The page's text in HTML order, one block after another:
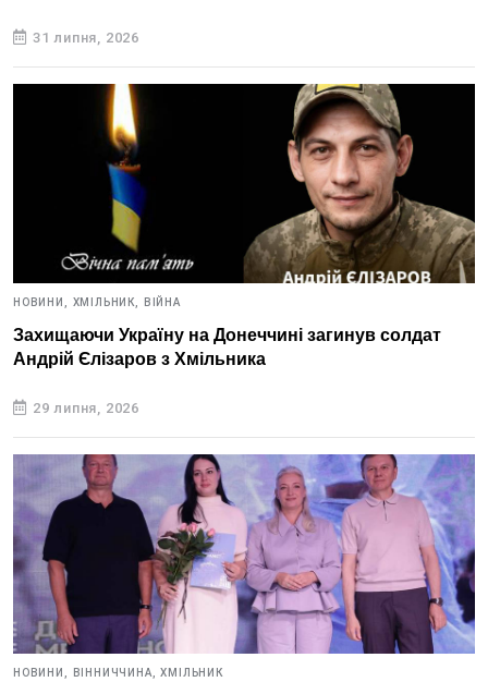
31 липня, 2026
НОВИНИ, ХМІЛЬНИК, ВІЙНА
Захищаючи Україну на Донеччині загинув солдат
Андрій Єлізаров з Хмільника
29 липня, 2026
НОВИНИ, ВІННИЧЧИНА, ХМІЛЬНИК